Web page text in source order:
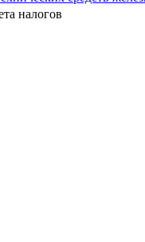
налогов